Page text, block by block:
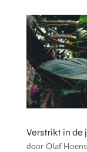
Verstrikt in de
doorOlaf